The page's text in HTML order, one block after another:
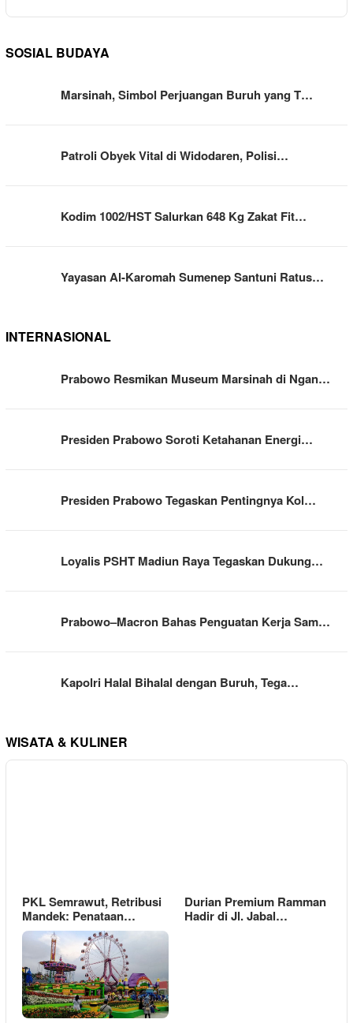
SOSIAL BUDAYA
Marsinah, Simbol Perjuangan Buruh yang T…
Patroli Obyek Vital di Widodaren, Polisi…
Kodim 1002/HST Salurkan 648 Kg Zakat Fit…
Yayasan Al-Karomah Sumenep Santuni Ratus…
INTERNASIONAL
Prabowo Resmikan Museum Marsinah di Ngan…
Presiden Prabowo Soroti Ketahanan Energi…
Presiden Prabowo Tegaskan Pentingnya Kol…
Loyalis PSHT Madiun Raya Tegaskan Dukung…
Prabowo–Macron Bahas Penguatan Kerja Sam…
Kapolri Halal Bihalal dengan Buruh, Tega…
WISATA & KULINER
PKL Semrawut, Retribusi
Mandek: Penataan…
Durian Premium Ramman
Hadir di Jl. Jabal…